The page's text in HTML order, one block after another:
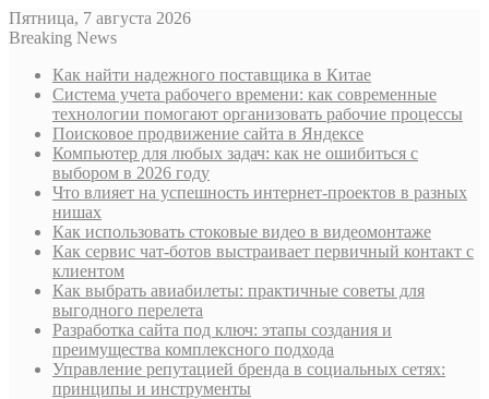
Пятница, 7 августа 2026
Breaking News
Как найти надежного поставщика в Китае
Система учета рабочего времени: как современные
технологии помогают организовать рабочие процессы
Поисковое продвижение сайта в Яндексе
Компьютер для любых задач: как не ошибиться с
выбором в 2026 году
Что влияет на успешность интернет-проектов в разных
нишах
Как использовать стоковые видео в видеомонтаже
Как сервис чат-ботов выстраивает первичный контакт с
клиентом
Как выбрать авиабилеты: практичные советы для
выгодного перелета
Разработка сайта под ключ: этапы создания и
преимущества комплексного подхода
Управление репутацией бренда в социальных сетях:
принципы и инструменты